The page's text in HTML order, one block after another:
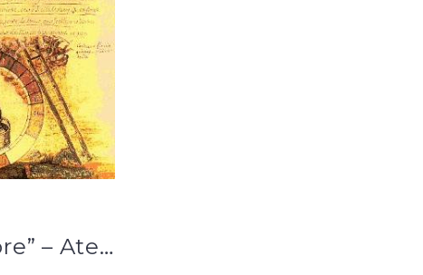
“Alchimie sonore” – Atelier d’écriture